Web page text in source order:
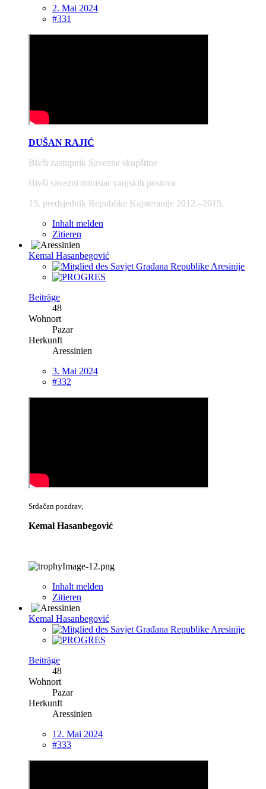
2. Mai 2024
#331
DUŠAN RAJIĆ
Bivši zastupnik Savezne skupštine
Bivši savezni ministar vanjskih poslova
15. predsjednik Republike Kajsteranije 2012.–2015.
Inhalt melden
Zitieren
Kemal Hasanbegović
Beiträge
48
Wohnort
Pazar
Herkunft
Aressinien
3. Mai 2024
#332
Srdačan pozdrav,
Kemal Hasanbegović
Inhalt melden
Zitieren
Kemal Hasanbegović
Beiträge
48
Wohnort
Pazar
Herkunft
Aressinien
12. Mai 2024
#333